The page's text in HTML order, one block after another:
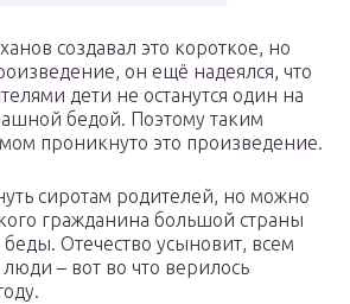
создавал это короткое, но
он ещё надеялся, что
дети не останутся один на
бедой. Поэтому таким
проникнуто это произведение.
сиротам родителей, но можно
гражданина большой страны
Отечество усыновит, всем
– вот во что верилось